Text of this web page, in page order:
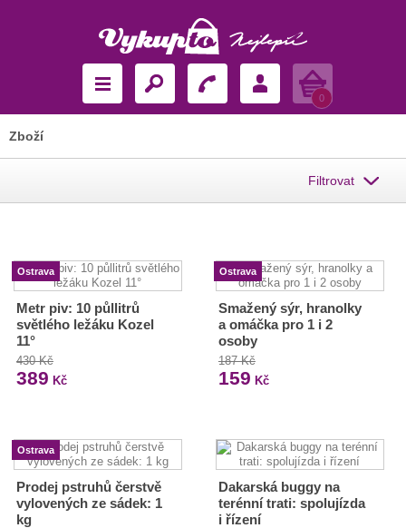
Košík
0
Zboží
Filtrovat
Ostrava
Metr piv: 10 půllitrů
světlého ležáku Kozel
11°
430 Kč
389 Kč
Ostrava
Smažený sýr, hranolky
a omáčka pro 1 i 2
osoby
187 Kč
159 Kč
Ostrava
Prodej pstruhů čerstvě
vylovených ze sádek: 1
kg
Dakarská buggy na
terénní trati: spolujízda
i řízení